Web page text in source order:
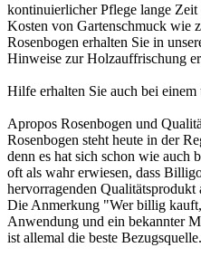
kontinuierlicher Pflege lange Zeit
Kosten von Gartenschmuck wie
Rosenbogen erhalten Sie in
Hinweise zur Holzauffrischung
Hilfe erhalten Sie auch bei einem
Apropos Rosenbogen und
Rosenbogen steht heute in der
denn es hat sich schon wie auch
oft als wahr erwiesen, dass
hervorragenden
Die Anmerkung "Wer billig
Anwendung und ein bekannter
ist allemal die beste Bezugsquelle.